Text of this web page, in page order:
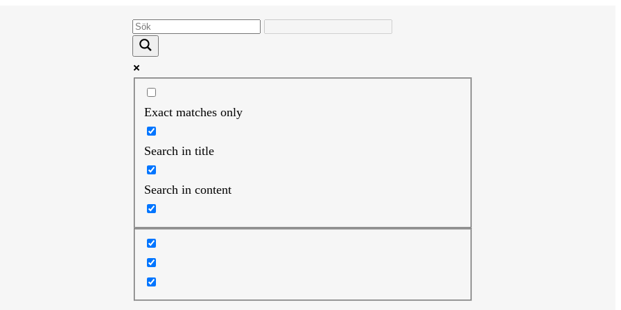
Exact matches only
Search in title
Search in content